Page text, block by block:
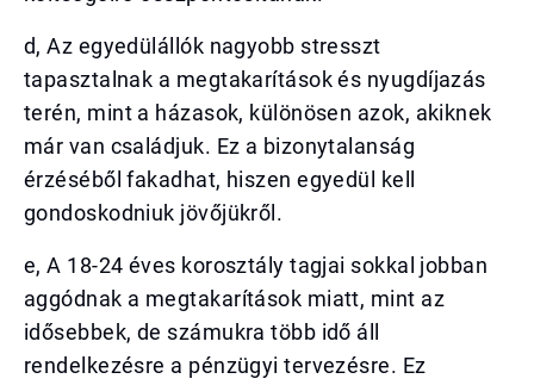
d, Az egyedülállók nagyobb stresszt
tapasztalnak a megtakarítások és nyugdíjazás
terén, mint a házasok, különösen azok, akiknek
már van családjuk. Ez a bizonytalanság
érzéséből fakadhat, hiszen egyedül kell
gondoskodniuk jövőjükről.
e, A 18-24 éves korosztály tagjai sokkal jobban
aggódnak a megtakarítások miatt, mint az
idősebbek, de számukra több idő áll
rendelkezésre a pénzügyi tervezésre. Ez